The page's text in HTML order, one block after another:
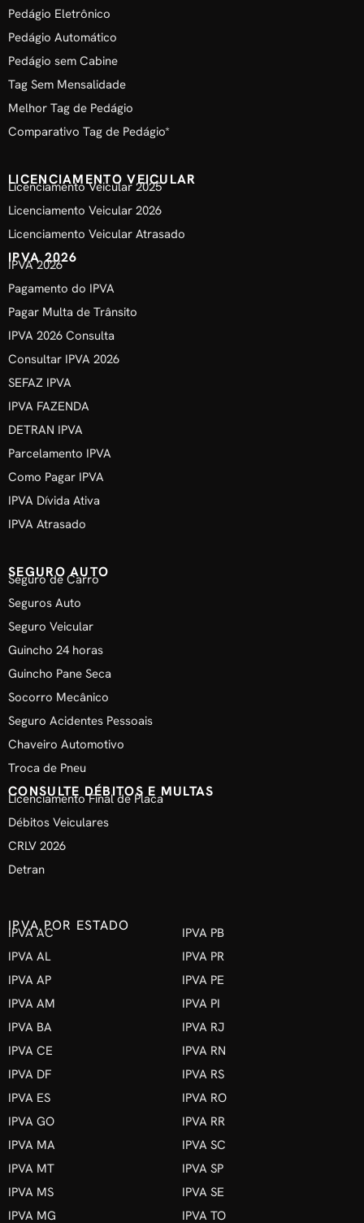
Pedágio Eletrônico
Pedágio Automático
Pedágio sem Cabine
Tag Sem Mensalidade
Melhor Tag de Pedágio
Comparativo Tag de Pedágio*
LICENCIAMENTO VEICULAR
Licenciamento Veicular 2025
Licenciamento Veicular 2026
Licenciamento Veicular Atrasado
IPVA 2026
IPVA 2026
Pagamento do IPVA
Pagar Multa de Trânsito
IPVA 2026 Consulta
Consultar IPVA 2026
SEFAZ IPVA
IPVA FAZENDA
DETRAN IPVA
Parcelamento IPVA
Como Pagar IPVA
IPVA Dívida Ativa
IPVA Atrasado
SEGURO AUTO
Seguro de Carro
Seguros Auto
Seguro Veicular
Guincho 24 horas
Guincho Pane Seca
Socorro Mecânico
Seguro Acidentes Pessoais
Chaveiro Automotivo
Troca de Pneu
CONSULTE DÉBITOS E MULTAS
Licenciamento Final de Placa
Débitos Veiculares
CRLV 2026
Detran
IPVA POR ESTADO
IPVA AC
IPVA AL
IPVA AP
IPVA AM
IPVA BA
IPVA CE
IPVA DF
IPVA ES
IPVA GO
IPVA MA
IPVA MT
IPVA MS
IPVA MG
IPVA PB
IPVA PR
IPVA PE
IPVA PI
IPVA RJ
IPVA RN
IPVA RS
IPVA RO
IPVA RR
IPVA SC
IPVA SP
IPVA SE
IPVA TO